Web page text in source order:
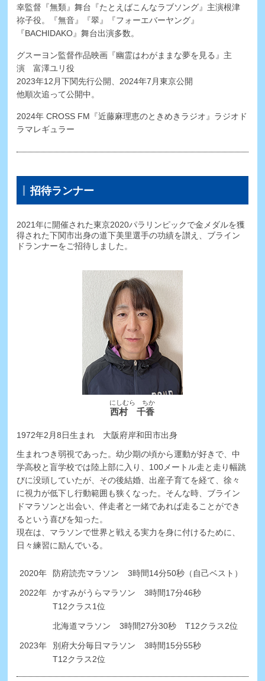
幸監督『無類』舞台『たとえばこんなラブソング』主演根津
祢子役。『無音』『翠』『フォーエバーヤング』
『BACHIDAKO』舞台出演多数。
グスーヨン監督作品映画『幽霊はわがままな夢を見る』主
演 富澤ユリ役
2023年12月下関先行公開、2024年7月東京公開
他順次追って公開中。
2024年 CROSS FM『近藤麻理恵のときめきラジオ』ラジオド
ラマレギュラー
招待ランナー
2021年に開催された東京2020パラリンピックで金メダルを獲
得された下関市出身の道下美里選手の功績を讃え、ブライン
ドランナーをご招待しました。
にしむら ちか
西村 千香
1972年2月8日生まれ 大阪府岸和田市出身
生まれつき弱視であった。幼少期の頃から運動が好きで、中
学高校と盲学校では陸上部に入り、100メートル走と走り幅跳
びに没頭していたが、その後結婚、出産子育てを経て、徐々
に視力が低下し行動範囲も狭くなった。そんな時、ブライン
ドマラソンと出会い、伴走者と一緒であれば走ることができ
るという喜びを知った。
現在は、マラソンで世界と戦える実力を身に付けるために、
日々練習に励んでいる。
2020年 防府読売マラソン 3時間14分50秒（自己ベスト）
2022年 かすみがうらマラソン
3時間17分46秒
T12クラス1位
北海道マラソン 3時間27分30秒 T12クラス2位
2023年 別府大分毎日マラソン
3時間15分55秒
T12クラス2位